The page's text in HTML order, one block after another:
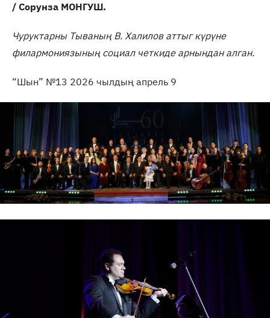
/ Сорунза МОНГУШ.
Чуруктарны Тываның В. Халилов аттыг күрүне
филармониязының социал четкиде арнындан алган.
“Шын” №13 2026 чылдың апрель 9